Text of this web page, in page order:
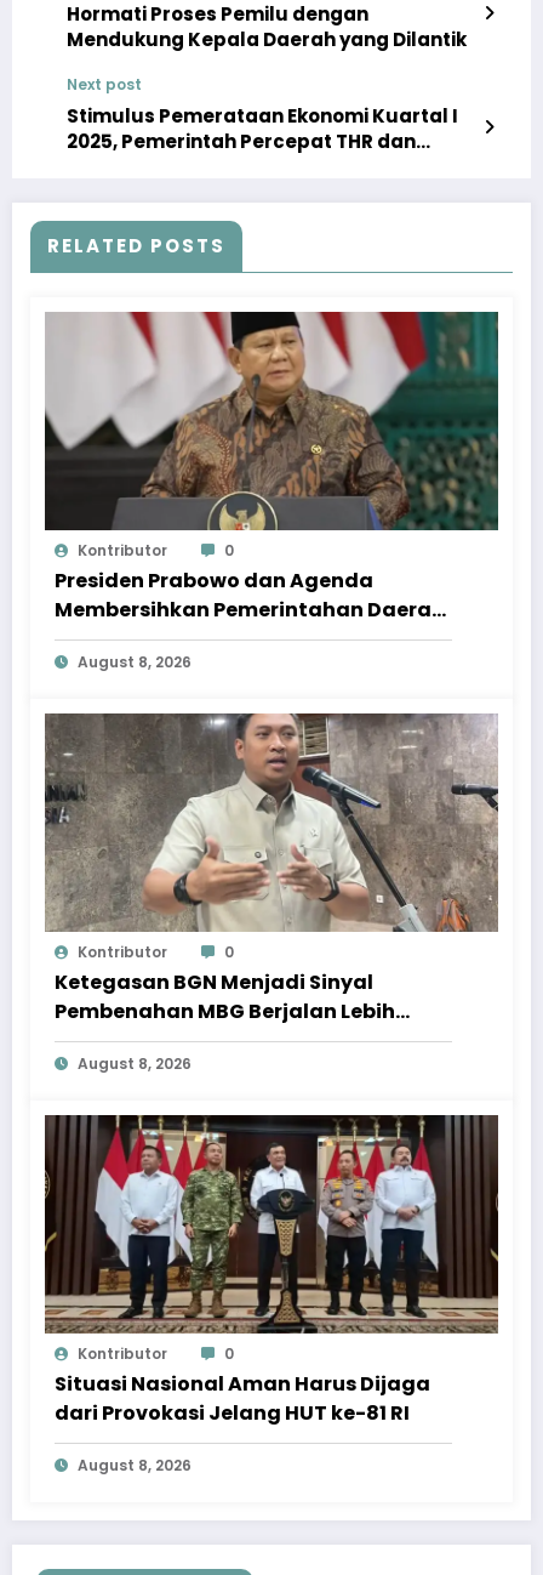
Hormati Proses Pemilu dengan
Mendukung Kepala Daerah yang Dilantik
Next post
Stimulus Pemerataan Ekonomi Kuartal I
2025, Pemerintah Percepat THR dan
RELATED POSTS
Kontributor 0
Presiden Prabowo dan Agenda
Membersihkan Pemerintahan Daerah
dari Korupsi
August 8, 2026
Kontributor 0
Ketegasan BGN Menjadi Sinyal
Pembenahan MBG Berjalan Lebih
Serius
August 8, 2026
Kontributor 0
Situasi Nasional Aman Harus Dijaga
dari Provokasi Jelang HUT ke-81 RI
August 8, 2026